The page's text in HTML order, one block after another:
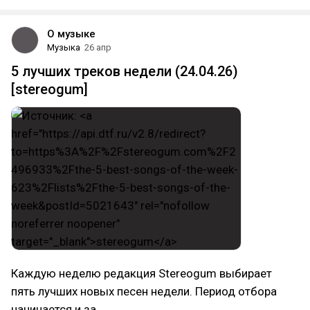
О музыке
Музыка 26 апр
5 лучших треков недели (24.04.26)
[stereogum]
Каждую неделю редакция Stereogum выбирает
пять лучших новых песен недели. Период отбора